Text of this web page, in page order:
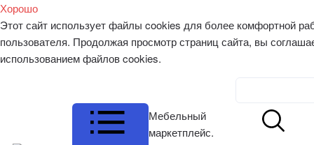
Хорошо
Этот сайт использует файлы cookies для более комфортной
пользователя. Продолжая просмотр страниц сайта, вы
использованием файлов cookies.
Мебельный
маркетплейс.